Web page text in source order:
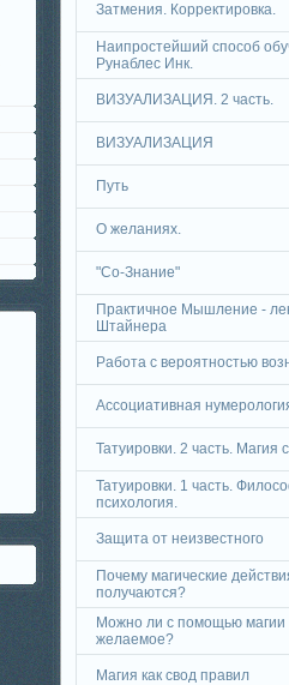
Затмения. Корректировка.
Наипростейший способ
Рунаблес Инк.
ВИЗУАЛИЗАЦИЯ. 2 часть.
ВИЗУАЛИЗАЦИЯ
Путь
О желаниях.
"Со-Знание"
Практичное Мышление -
Штайнера
Работа с вероятностью
Ассоциативная
Татуировки. 2 часть. Магия
Татуировки. 1 часть.
психология.
Защита от неизвестного
Почему магические
получаются?
Можно ли с помощью магии
желаемое?
Магия как свод правил